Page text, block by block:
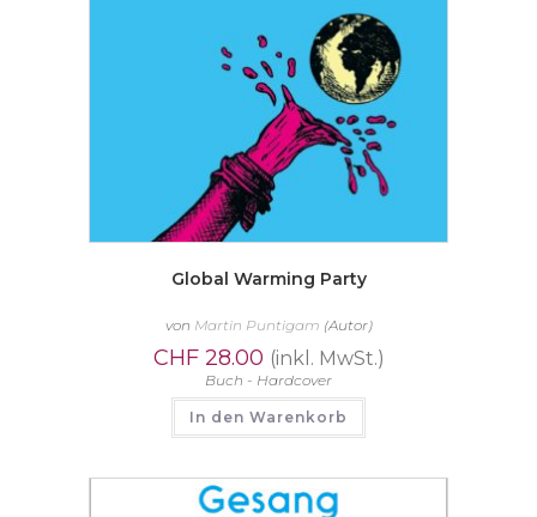
Global Warming Party
von Martin Puntigam (Autor)
CHF28.00 (inkl. MwSt.)
Buch - Hardcover
In den Warenkorb